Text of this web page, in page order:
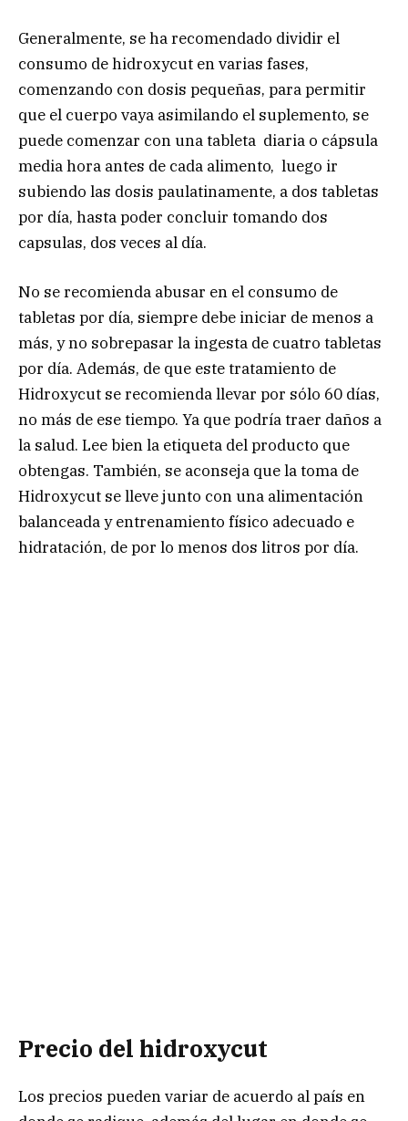
Generalmente, se ha recomendado dividir el
consumo de hidroxycut en varias fases,
comenzando con dosis pequeñas, para permitir
que el cuerpo vaya asimilando el suplemento, se
puede comenzar con una tableta diaria o cápsula
media hora antes de cada alimento, luego ir
subiendo las dosis paulatinamente, a dos tabletas
por día, hasta poder concluir tomando dos
capsulas, dos veces al día.
No se recomienda abusar en el consumo de
tabletas por día, siempre debe iniciar de menos a
más, y no sobrepasar la ingesta de cuatro tabletas
por día. Además, de que este tratamiento de
Hidroxycut se recomienda llevar por sólo 60 días,
no más de ese tiempo. Ya que podría traer daños a
la salud. Lee bien la etiqueta del producto que
obtengas. También, se aconseja que la toma de
Hidroxycut se lleve junto con una alimentación
balanceada y entrenamiento físico adecuado e
hidratación, de por lo menos dos litros por día.
Precio del hidroxycut
Los precios pueden variar de acuerdo al país en